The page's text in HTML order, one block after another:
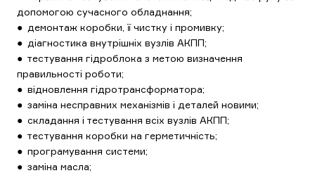
допомогою сучасного обладнання;
● демонтаж коробки, її чистку і промивку;
● діагностика внутрішніх вузлів АКПП;
● тестування гідроблока з метою визначення
правильності роботи;
● відновлення гідротрансформатора;
● заміна несправних механізмів і деталей новими;
● складання і тестування всіх вузлів АКПП;
● тестування коробки на герметичність;
● програмування системи;
● заміна масла;